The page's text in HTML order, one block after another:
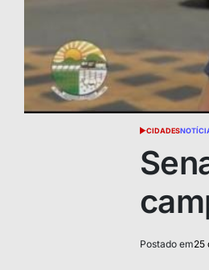
POSTED
CIDADES
Postado em25